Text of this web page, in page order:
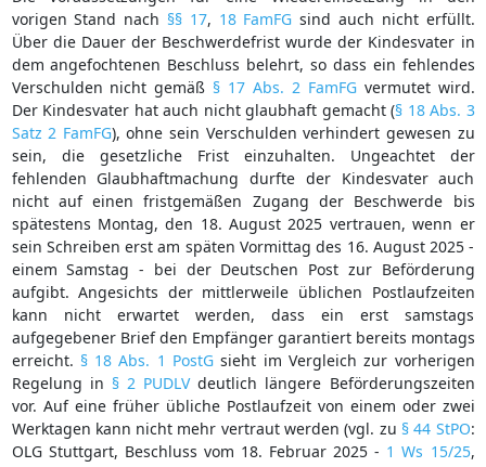
vorigen Stand nach §§ 17, 18 FamFG sind auch nicht erfüllt.
Über die Dauer der Beschwerdefrist wurde der Kindesvater in
dem angefochtenen Beschluss belehrt, so dass ein fehlendes
Verschulden nicht gemäß § 17 Abs. 2 FamFGvermutet wird.
Der Kindesvater hat auch nicht glaubhaft gemacht (§ 18 Abs. 3
Satz 2 FamFG), ohne sein Verschulden verhindert gewesen zu
sein, die gesetzliche Frist einzuhalten. Ungeachtet der
fehlenden Glaubhaftmachung durfte der Kindesvater auch
nicht auf einen fristgemäßen Zugang der Beschwerde bis
spätestens Montag, den 18. August 2025 vertrauen, wenn er
sein Schreiben erst am späten Vormittag des 16. August 2025 -
einem Samstag - bei der Deutschen Post zur Beförderung
aufgibt. Angesichts der mittlerweile üblichen Postlaufzeiten
kann nicht erwartet werden, dass ein erst samstags
aufgegebener Brief den Empfänger garantiert bereits montags
erreicht. § 18 Abs. 1 PostG sieht im Vergleich zur vorherigen
Regelung in § 2 PUDLVdeutlich längere Beförderungszeiten
vor. Auf eine früher übliche Postlaufzeit von einem oder zwei
Werktagen kann nicht mehr vertraut werden (vgl. zu § 44 StPO:
OLG Stuttgart, Beschluss vom 18. Februar 2025 - 1 Ws 15/25,